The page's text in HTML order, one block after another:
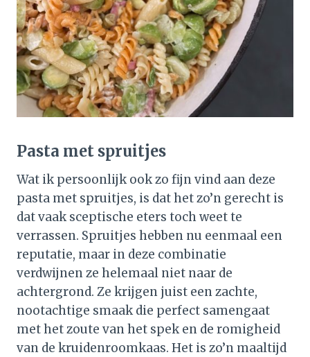
Pasta met spruitjes
Wat ik persoonlijk ook zo fijn vind aan deze
pasta met spruitjes, is dat het zo’n gerecht is
dat vaak sceptische eters toch weet te
verrassen. Spruitjes hebben nu eenmaal een
reputatie, maar in deze combinatie
verdwijnen ze helemaal niet naar de
achtergrond. Ze krijgen juist een zachte,
nootachtige smaak die perfect samengaat
met het zoute van het spek en de romigheid
van de kruidenroomkaas. Het is zo’n maaltijd